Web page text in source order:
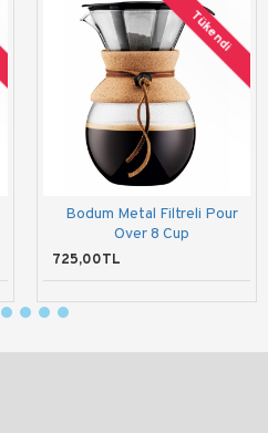
Tükendi
Bodum Metal Filtreli Pour
Over 8 Cup
725,00TL